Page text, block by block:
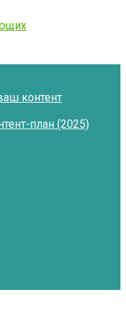
контент
план (2025)